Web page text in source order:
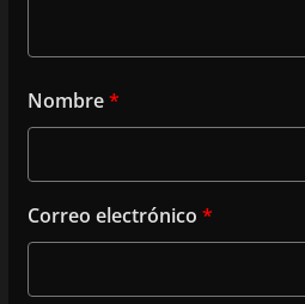
Nombre*
Correo electrónico *